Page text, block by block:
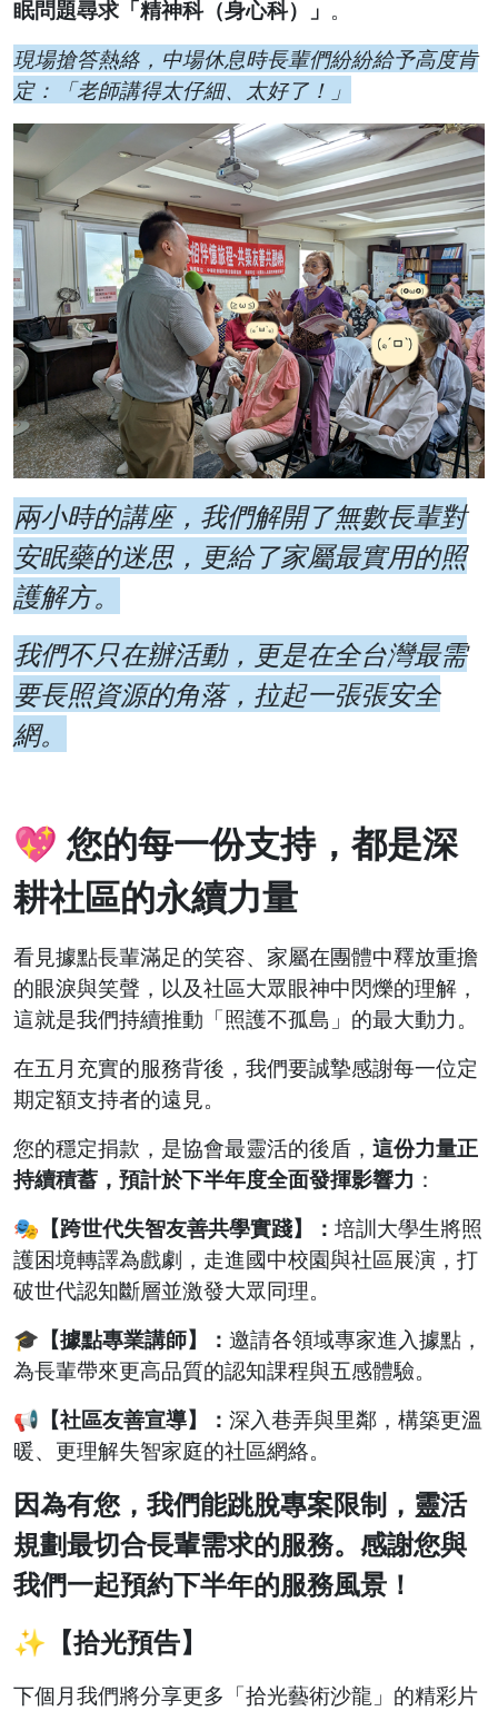
眠問題尋求「精神科（身心科）」 。
現場搶答熱絡，中場休息時長輩們紛紛給予高度肯
定：「老師講得太仔細、太好了！」
兩小時的講座，我們解開了無數長輩對
安眠藥的迷思，更給了家屬最實用的照
護解方。
我們不只在辦活動，更是在全台灣最需
要長照資源的角落，拉起一張張安全
網。
💖 您的每一份支持，都是深
耕社區的永續力量
看見據點長輩滿足的笑容、家屬在團體中釋放重擔
的眼淚與笑聲，以及社區大眾眼神中閃爍的理解，
這就是我們持續推動「照護不孤島」的最大動力。
在五月充實的服務背後，我們要誠摯感謝每一位定
期定額支持者的遠見。
您的穩定捐款，是協會最靈活的後盾， 這份力量正
持續積蓄，預計於下半年度全面發揮影響力 ：
🎭 【跨世代失智友善共學實踐】： 培訓大學生將照
護困境轉譯為戲劇，走進國中校園與社區展演，打
破世代認知斷層並激發大眾同理。
🎓 【據點專業講師】： 邀請各領域專家進入據點，
為長輩帶來更高品質的認知課程與五感體驗。
📢 【社區友善宣導】： 深入巷弄與里鄰，構築更溫
暖、更理解失智家庭的社區網絡。
因為有您，我們能跳脫專案限制，靈活
規劃最切合長輩需求的服務。感謝您與
我們一起預約下半年的服務風景！
✨【拾光預告】
下個月我們將分享更多「拾光藝術沙龍」的精彩片